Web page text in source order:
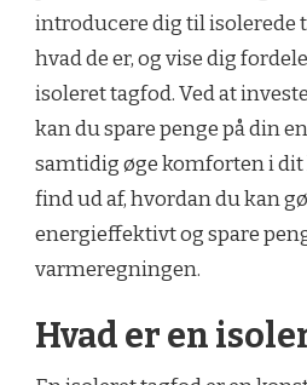
introducere dig til isolerede
hvad de er, og vise dig
isoleret tagfod. Ved at
kan du spare penge på din
samtidig øge komforten i
find ud af, hvordan du kan
energieffektivt og spare
varmeregningen.
Hvad er en